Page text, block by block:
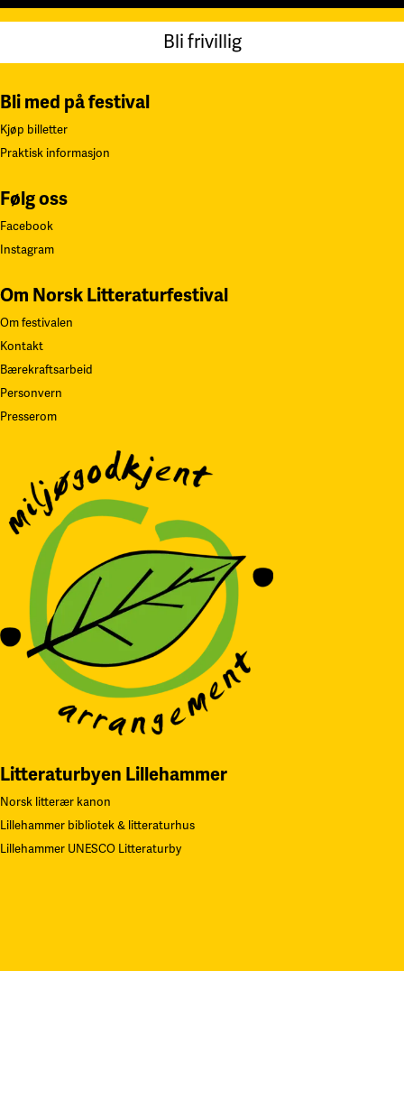
Bli frivillig
Bli med på festival
Kjøp billetter
Praktisk informasjon
Følg oss
Facebook
Instagram
Om Norsk Litteraturfestival
Om festivalen
Kontakt
Bærekraftsarbeid
Personvern
Presserom
Litteraturbyen Lillehammer
Norsk litterær kanon
Lillehammer bibliotek & litteraturhus
Lillehammer UNESCO Litteraturby